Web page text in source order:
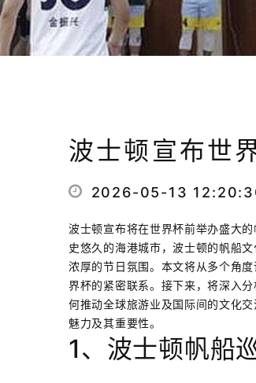
波士顿宣布世
2026-05-13
波士顿宣布将在世界杯前举办盛大
史悠久的海港城市，波士顿的帆船
浓厚的节日氛围。本文将从多个角
界杯的紧密联系。接下来，将深入
何推动全球旅游业及国际间的文化
魅力及其重要性。
1、波士顿帆船